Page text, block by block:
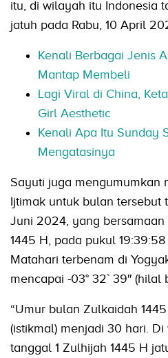
itu, di wilayah itu Indonesia
jatuh pada Rabu, 10 April
Kenali Berbagai Jenis
Mantap Membeli
Lagi Viral di China,
Girl Aesthetic
Kenali Apa Itu Sunday
Mengatasinya
Sayuti juga mengumumkan
Ijtimak untuk bulan tersebut
Juni 2024, yang
1445 H, pada pukul
Matahari terbenam di
mencapai -03° 32` 39″ (hilal
“Umur bulan Zulkaidah
(istikmal) menjadi 30 hari.
tanggal 1 Zulhijah 1445 H